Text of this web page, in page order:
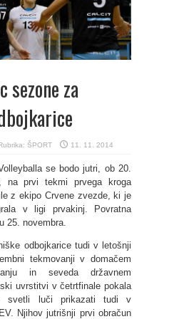
sezone za
ŠPORT 11. 11. 2014
se bodo jutri, ob 20.
na prvi tekmi prvega kroga
z ekipo Crvene zvezde, ki je
v ligi prvakinj. Povratna
25. novembra.
odbojkarice tudi v letošnji
tekmovanji v domačem
in seveda državnem
uvrstitvi v četrtfinale pokala
svetli luči prikazati tudi v
Njihov jutrišnji prvi obračun